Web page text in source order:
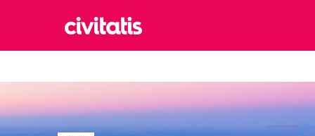
Italia
Reino